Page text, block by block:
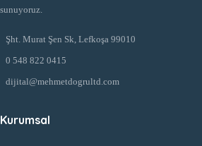
sunuyoruz.
Şht. Murat Şen Sk, Lefkoşa 99010
0 548 822 0415
dijital@mehmetdogrultd.com
Kurumsal